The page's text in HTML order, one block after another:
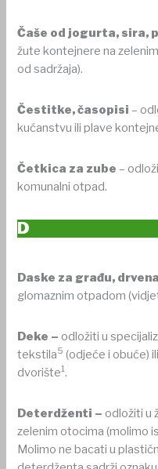
Čaše od jogurta, sira,
žute kontejnere na
od sadržaja).
Čestitke, časopisi–
kućanstvu ili plave
Četkica za zube–
komunalni otpad.
D
Daske za građu,
glomaznim otpadom
Deke – odložiti u
tekstila5 (odjeće i obuće)
dvorište1.
Deterdženti – odložiti u
zelenim otocima (molimo
Molimo ne bacati u